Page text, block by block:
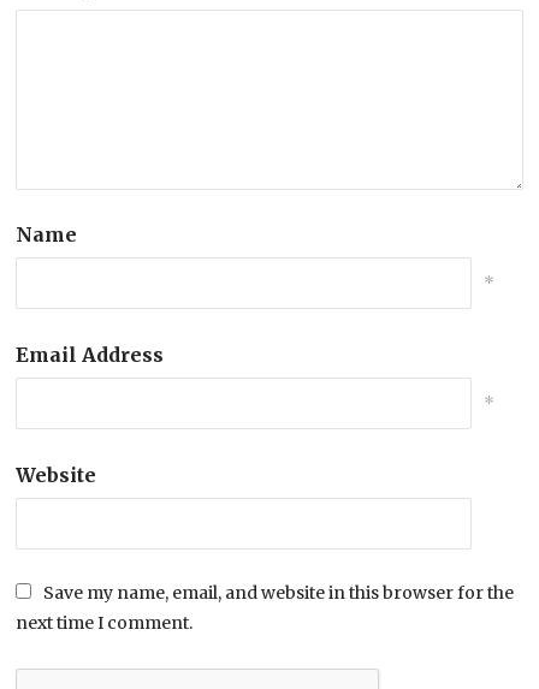
Name
*
Email Address
*
Website
Save my name, email, and website in this browser for the
next time I comment.